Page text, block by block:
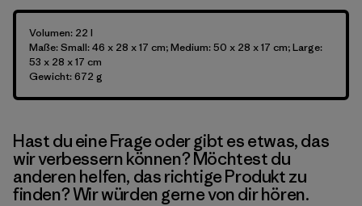
Volumen: 22 l
Maße: Small: 46 x 28 x 17 cm; Medium: 50 x 28 x 17 cm; Large:
53 x 28 x 17 cm
Gewicht: 672 g
Hast du eine Frage oder gibt es etwas, das
wir verbessern können? Möchtest du
anderen helfen, das richtige Produkt zu
finden? Wir würden gerne von dir hören.